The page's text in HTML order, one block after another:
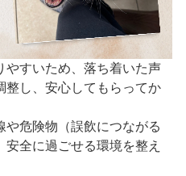
やすいため、落ち着いた声
整し、安心してもらってか
危険物（誤飲につながる
全に過ごせる環境を整え